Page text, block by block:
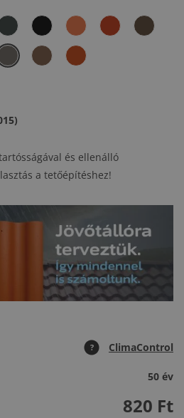
és ellenálló
a tetőépítéshez!
? ClimaControl
50 év
820 Ft